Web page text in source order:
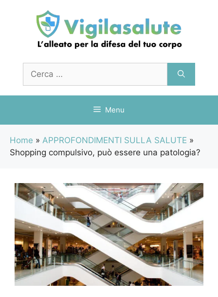
contenuto
per:
Menu
Home » APPROFONDIMENTI SULLA SALUTE »
Shopping compulsivo, può essere una patologia?